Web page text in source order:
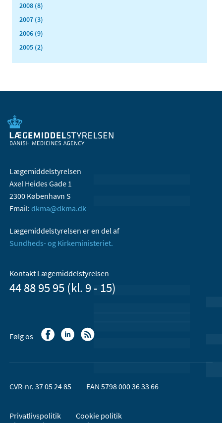
2008 (8)
2007 (3)
2006 (9)
2005 (2)
Lægemiddelstyrelsen
Axel Heides Gade 1
2300 København S
Email: dkma@dkma.dk
Lægemiddelstyrelsen er en del af
Sundheds- og Kirkeministeriet.
Kontakt Lægemiddelstyrelsen
44 88 95 95 (kl. 9 - 15)
Følg os
CVR-nr. 37 05 24 85 EAN 5798 000 36 33 66
Privatlivspolitik
Cookie politik